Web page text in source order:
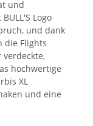
und
Logo
und dank
die Flights
hochwertige
XL
und eine